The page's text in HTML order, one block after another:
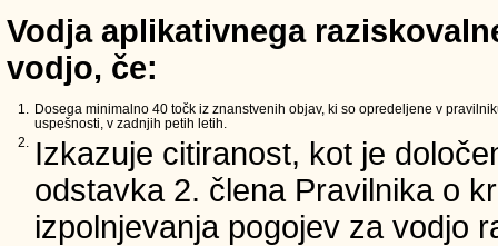
Vodja aplikativnega
vodjo, če:
1.
Dosega minimalno 40 točk iz znanstvenih objav, ki so opredeljene v
uspešnosti, v zadnjih petih letih.
2.
Izkazuje citiranost, kot je
odstavka 2. člena Pravilnika o
izpolnjevanja pogojev za vodjo